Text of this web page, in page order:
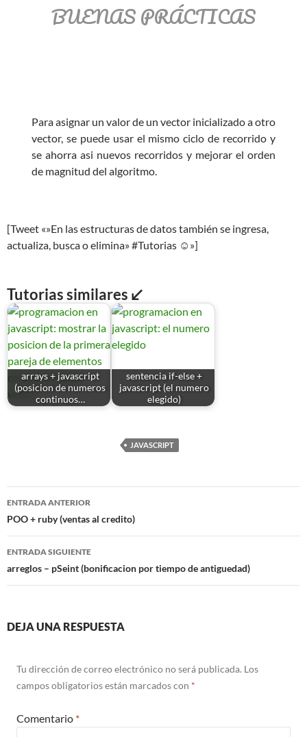
BUENAS PRÁCTICAS
Para asignar un valor de un vector inicializado a otro
vector, se puede usar el mismo ciclo de recorrido y
se ahorra asi nuevos recorridos y mejorar el orden
de magnitud del algoritmo.
[Tweet «»En las estructuras de datos también se ingresa,
actualiza, busca o elimina» #Tutorias ☺»]
Tutorias similares ↙
arrays + javascript
(posicion de numeros
continuos…
sentencia if-else +
javascript (el numero
elegido)
JAVASCRIPT
Navegación
de
entradas
ENTRADA ANTERIOR
POO + ruby (ventas al credito)
ENTRADA SIGUIENTE
arreglos – pSeint (bonificacion por tiempo de antiguedad)
DEJA UNA RESPUESTA
Tu dirección de correo electrónico no será publicada. Los
campos obligatorios están marcados con *
Comentario *